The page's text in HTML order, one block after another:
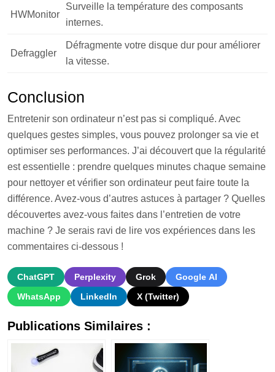
HWMonitor
Surveille la température des composants
internes.
Defraggler
Défragmente votre disque dur pour améliorer
la vitesse.
Conclusion
Entretenir son ordinateur n’est pas si compliqué. Avec
quelques gestes simples, vous pouvez prolonger sa vie et
optimiser ses performances. J’ai découvert que la régularité
est essentielle : prendre quelques minutes chaque semaine
pour nettoyer et vérifier son ordinateur peut faire toute la
différence. Avez-vous d’autres astuces à partager ? Quelles
découvertes avez-vous faites dans l’entretien de votre
machine ? Je serais ravi de lire vos expériences dans les
commentaires ci-dessous !
ChatGPT Perplexity Grok
Google AI
WhatsApp
LinkedIn X (Twitter)
Publications Similaires :